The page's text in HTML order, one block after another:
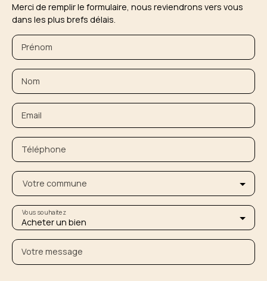
Merci de remplir le formulaire, nous reviendrons vers vous
dans les plus brefs délais.
Prénom
Nom
Email
Téléphone
Votre commune
Acheter un bien
Vous souhaitez
Votre message